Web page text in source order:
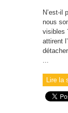
N’est-il
nous
visibles
attirent
...
Lire la